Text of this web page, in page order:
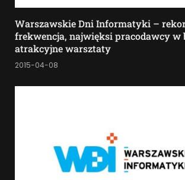
Warszawskie Dni Informatyki –
frekwencja, najwięksi pracodawcy w
atrakcyjne warsztaty
2015-04-08